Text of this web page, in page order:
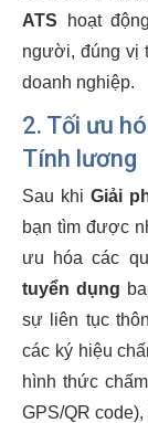
ATS hoạt
người, đúng vị
doanh nghiệp.
2. Tối ưu
Tính lương
Sau khi Giải
bạn tìm được
ưu hóa các
tuyển dụng
sự liên tục
các ký hiệu
hình thức
GPS/QR